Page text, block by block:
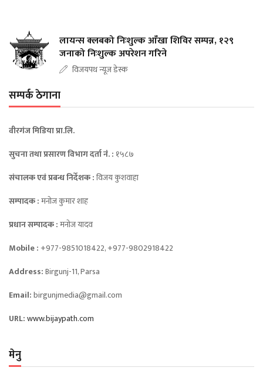
लायन्स क्लबको निःशुल्क आँखा शिविर सम्पन्न, १२९
जनाको निःशुल्क अपरेशन गरिने
विजयपथ न्यूज डेस्क
सम्पर्क ठेगाना
वीरगंज मिडिया प्रा.लि.
सुचना तथा प्रसारण विभाग दर्ता नंं. : १५८७
संचालक एवं प्रबन्ध निर्देशक :विजय कुशवाहा
सम्पादक :मनोज कुमार शाह
प्रधान सम्पादक :मनोज यादव
Mobile :+977-9851018422, +977-9802918422
Address:Birgunj-11, Parsa
Email:birgunjmedia@gmail.com
URL:www.bijaypath.com
मेनु